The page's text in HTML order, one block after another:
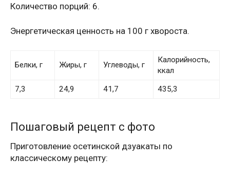
Количество порций: 6.
Энергетическая ценность на 100 г хвороста.
Белки, г Жиры, г Углеводы, г
Калорийность,
ккал
7,3
24,9 41,7 435,3
Пошаговый рецепт с фото
Приготовление осетинской дзуакаты по
классическому рецепту: